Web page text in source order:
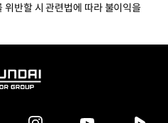
반할 시 관련법에 따라 불이익을